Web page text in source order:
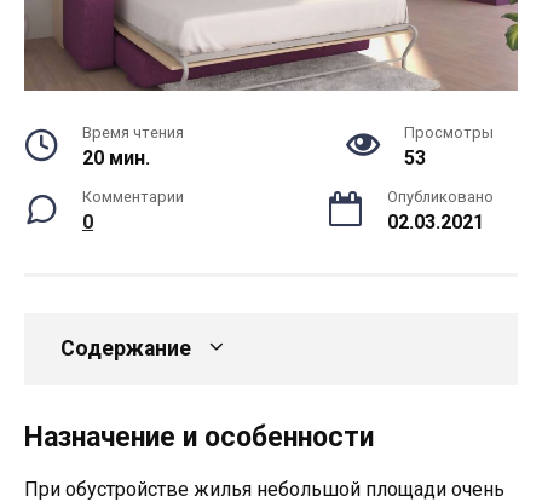
Время чтения
20 мин.
Просмотры
53
Комментарии
0
Опубликовано
02.03.2021
Содержание
Назначение и особенности
При обустройстве жилья небольшой площади очень